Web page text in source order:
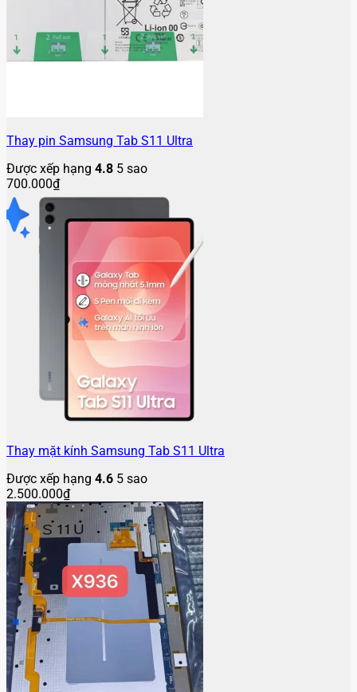
Thay pin Samsung Tab S11 Ultra
Được xếp hạng 4.8 5 sao
700.000₫
Thay mặt kính Samsung Tab S11 Ultra
Được xếp hạng 4.6 5 sao
2.500.000₫